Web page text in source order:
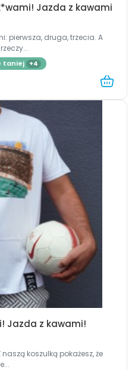
Jazda z kawami
pierwsza, druga, trzecia. A
taniej +4
Jazda z kawami!
koszulką pokażesz, że